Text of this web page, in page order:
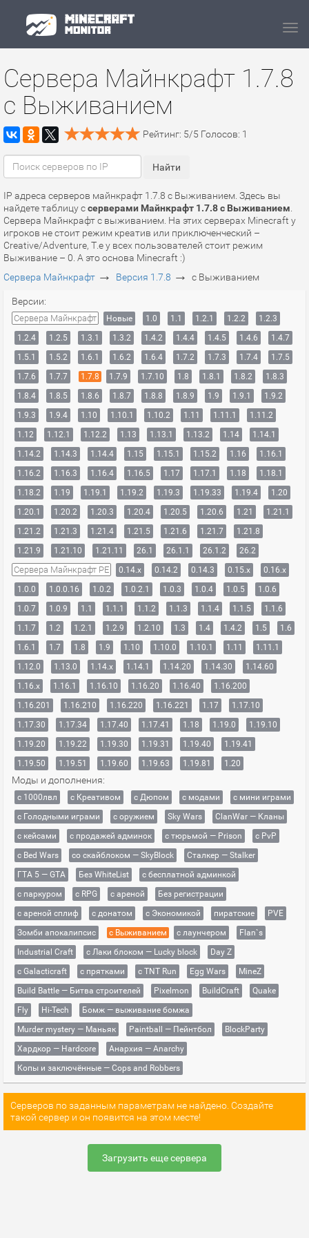
Сервера Майнкрафт 1.7.8
с Выживанием
Рейтинг: 5/5 Голосов: 1
IP адреса серверов майнкрафт 1.7.8 с Выживанием. Здесь вы
найдете таблицу ссерверами Майнкрафт 1.7.8 с Выживанием
Сервера Майнкрафт с выживанием. На этих серверах Minecraft у
игроков не стоит режим креатив или приключенческий –
Creative/Adventure, Т.е у всех пользователей стоит режим
Выживание – 0. А это основа Minecraft :)
Сервера Майнкрафт → Версия 1.7.8 → с Выживанием
Версии:
Сервера Майнкрафт Новые 1.0 1.1 1.2.1 1.2.2
1.2.3
1.2.4
1.2.5 1.3.1 1.3.2 1.4.2 1.4.4 1.4.5 1.4.6
1.4.7
1.5.1
1.5.2 1.6.1 1.6.2 1.6.4 1.7.2 1.7.3 1.7.4
1.7.5
1.7.6
1.7.7 1.7.8 1.7.9 1.7.10 1.8 1.8.1 1.8.2
1.8.3
1.8.4
1.8.5 1.8.6 1.8.7 1.8.8 1.8.9 1.9 1.9.1
1.9.2
1.9.3
1.9.4 1.10 1.10.1 1.10.2 1.11 1.11.1
1.11.2
1.12
1.12.1 1.12.2 1.13 1.13.1 1.13.2 1.14
1.14.1
1.14.2
1.14.3 1.14.4 1.15 1.15.1 1.15.2 1.16
1.16.1
1.16.2
1.16.3 1.16.4 1.16.5 1.17 1.17.1 1.18
1.18.1
1.18.2
1.19 1.19.1 1.19.2 1.19.3 1.19.33 1.19.4
1.20
1.20.1
1.20.2 1.20.3 1.20.4 1.20.5 1.20.6 1.21
1.21.1
1.21.2
1.21.3 1.21.4 1.21.5 1.21.6 1.21.7
1.21.8
1.21.9
1.21.10 1.21.11 26.1 26.1.1 26.1.2 26.2
Сервера Майнкрафт PE 0.14.x 0.14.2 0.14.3 0.15.x
0.16.x
1.0.0
1.0.0.16 1.0.2 1.0.2.1 1.0.3 1.0.4 1.0.5
1.0.6
1.0.7
1.0.9 1.1 1.1.1 1.1.2 1.1.3 1.1.4 1.1.5
1.1.6
1.1.7
1.2 1.2.1 1.2.9 1.2.10 1.3 1.4 1.4.2 1.5
1.6
1.6.1
1.7 1.8 1.9 1.10 1.10.0 1.10.1 1.11
1.11.1
1.12.0
1.13.0 1.14.x 1.14.1 1.14.20 1.14.30
1.14.60
1.16.x
1.16.1 1.16.10 1.16.20 1.16.40
1.16.200
1.16.201
1.16.210 1.16.220 1.16.221 1.17
1.17.10
1.17.30
1.17.34 1.17.40 1.17.41 1.18 1.19.0
1.19.10
1.19.20
1.19.22 1.19.30 1.19.31 1.19.40
1.19.41
1.19.50
1.19.51 1.19.60 1.19.63 1.19.81 1.20
Моды и дополнения:
с 1000лвл c Креативом с Дюпом с модами
с мини играми
с Голодными играми
с оружием Sky Wars
ClanWar — Кланы
с кейсами
с продажей админок с тюрьмой — Prison
с PvP
с Bed Wars
со скайблоком — SkyBlock
Сталкер — Stalker
ГТА 5 — GTA
Без WhiteList
с бесплатной админкой
с паркуром
с RPG с ареной
Без регистрации
с ареной сплиф
с донатом с Экономикой пиратские
PVE
Зомби апокалипсис
с Выживанием с лаунчером
Flan`s
Industrial Craft
с Лаки блоком — Lucky block
Day Z
с Galacticraft
с прятками с TNT Run Egg Wars
MineZ
Build Battle — Битва строителей
Pixelmon BuildCraft
Quake
Fly
Hi-Tech
Бомж — выживание бомжа
Murder mystery — Маньяк
Paintball — Пейнтбол
BlockParty
Хардкор — Hardcore
Анархия — Anarchy
Копы и заключённые — Cops and Robbers
Серверов по заданным параметрам не найдено. Создайте
такой сервер и он появится на этом месте!
Загрузить еще сервера